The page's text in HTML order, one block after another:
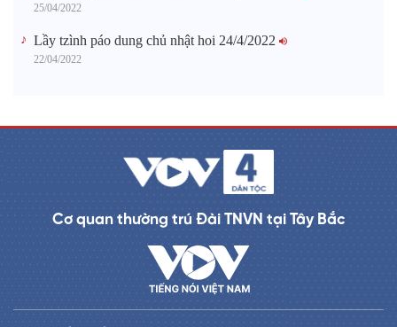
25/04/2022
Lầy tzình páo dung chủ nhật hoi 24/4/2022
22/04/2022
Cơ quan thường trú Đài TNVN tại Tây Bắc